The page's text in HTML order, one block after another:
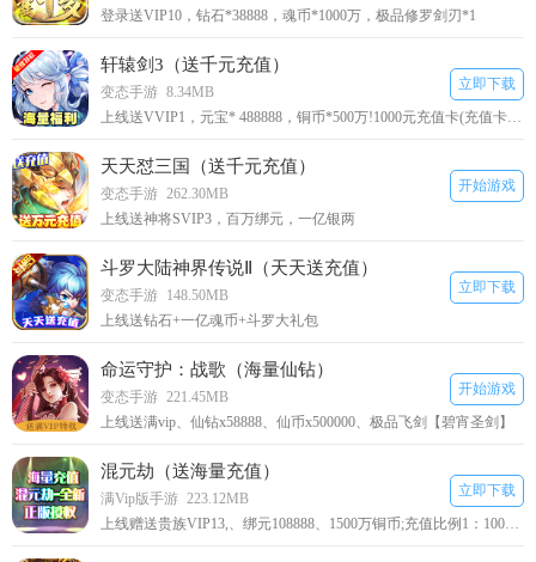
登录送VIP10，钻石*38888，魂币*1000万，极品修罗剑刃*1
轩辕剑3（送千元充值）
变态手游 8.34MB
上线送VVIP1，元宝* 488888，铜币*500万!1000元充值卡(充值卡在背包内，1000充值卡使用可升级vvip1)
立即下载
天天怼三国（送千元充值）
变态手游 262.30MB
上线送神将SVIP3，百万绑元，一亿银两
开始游戏
斗罗大陆神界传说Ⅱ（天天送充值）
变态手游 148.50MB
上线送钻石+一亿魂币+斗罗大礼包
立即下载
命运守护：战歌（海量仙钻）
变态手游 221.45MB
上线送满vip、仙钻x58888、仙币x500000、极品飞剑【碧宵圣剑】
开始游戏
混元劫（送海量充值）
满Vip版手游 223.12MB
上线赠送贵族VIP13,、绑元108888、1500万铜币;充值比例1：1000，首充双倍;
立即下载